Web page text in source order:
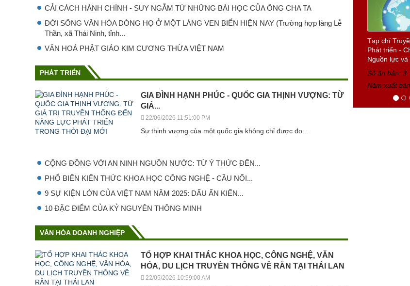
CẢI CÁCH HÀNH CHÍNH - SUY NGẪM TỪ NHỮNG BÀI HỌC CỦA ÔNG CHA TA
ĐỜI SỐNG VĂN HÓA DÒNG HỌ Ở MỘT LÀNG VEN BIỂN HIỆN NAY (Trường hợp làng Lễ
Thần, xã Thái Ninh, tỉnh...
VĂN HOÁ PHẬT GIÁO KIM CƯƠNG THỪA VIỆT NAM
PHÁT TRIỂN
GIA ĐÌNH HẠNH PHÚC - QUỐC GIA THỊNH VƯỢNG: TỪ
GIÁ...
22/06/2026 11:51:00 PM
Sự thịnh vượng của một quốc gia không chỉ được đo...
CỘNG ĐỒNG VỚI AN NINH NGUỒN NƯỚC: TỪ Ý THỨC ĐẾN...
PHỔ BIẾN KIẾN THỨC KHOA HỌC CÔNG NGHỆ - CẦU NỐI...
9 SỰ KIỆN LỚN CỦA VIỆT NAM NĂM 2025: DẤU ẤN KIẾN...
10 ĐẶC ĐIỂM CỦA KỶ NGUYÊN THÔNG MINH
VĂN HÓA DOANH NGHIỆP
TỔ HỢP KHAI THÁC KHOA HỌC, CÔNG NGHỆ, VĂN
HÓA, DU LỊCH TRUYỀN THÔNG VỀ RẮN TẠI THÁI LAN
22/05/2026 10:59:00 AM
Tạp chí
Phát triển -
Nguồn lực và
Số ấn bản: 3
Năm xuất